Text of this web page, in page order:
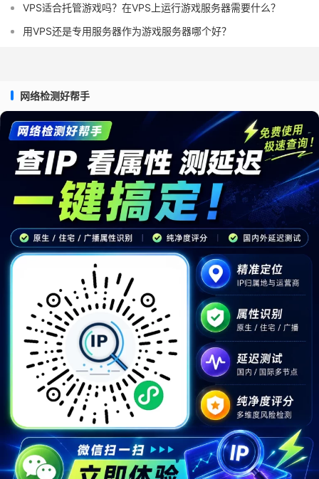
VPS适合托管游戏吗？在VPS上运行游戏服务器需要什么？
用VPS还是专用服务器作为游戏服务器哪个好？
网络检测好帮手